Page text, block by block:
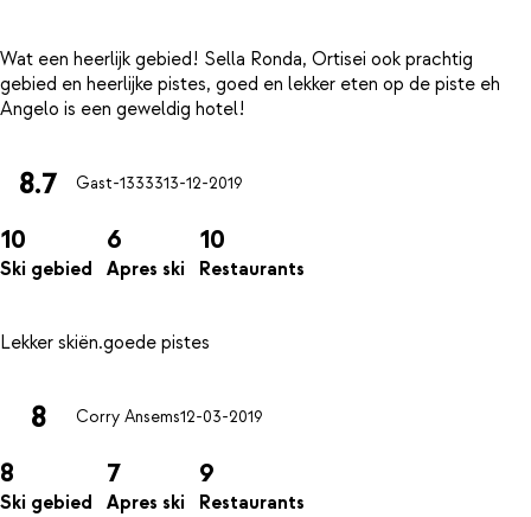
Wat een heerlijk gebied! Sella Ronda, Ortisei ook prachtig
gebied en heerlijke pistes, goed en lekker eten op de piste eh
8.7 Gast-1333313-12-2019
10
Ski gebied
6
Apres ski
10
Restaurants
8 Corry Ansems12-03-2019
8
Ski gebied
7
Apres ski
9
Restaurants